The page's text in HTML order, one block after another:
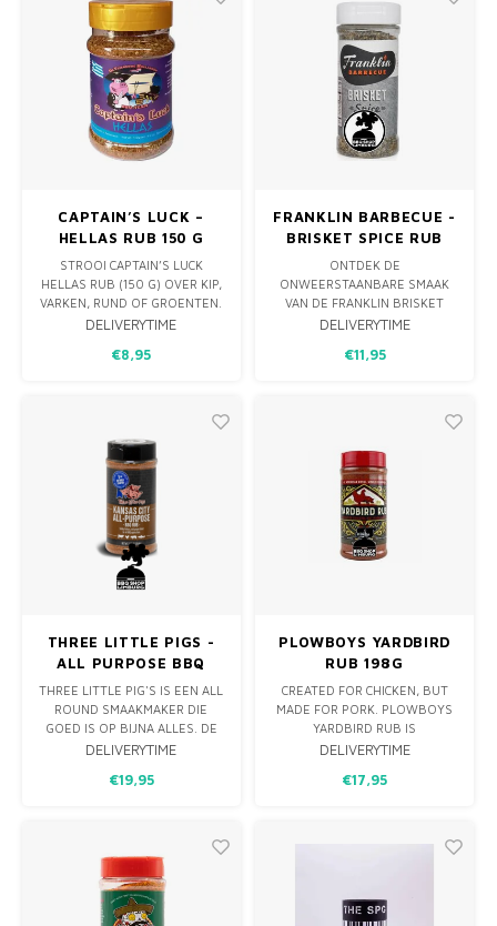
VLEES VERDER OOK NIKS
NODIG.
CAPTAIN’S LUCK –
HELLAS RUB 150 G
STROOI CAPTAIN’S LUCK
HELLAS RUB (150 G) OVER KIP,
VARKEN, RUND OF GROENTEN.
DEZE BLEND VAN RIETSUIKER,
KOMIJN, ZEEZOUT,
DELIVERYTIME
€8,95
FRANKLIN BARBECUE -
BRISKET SPICE RUB
170G
ONTDEK DE
ONWEERSTAANBARE SMAAK
VAN DE FRANKLIN BRISKET
STEAK SPICE RUB 6OZ. DEZE
IS ZORGVULDIG
ONGEËVENAARDE
SMAAKBELEVING.
DELIVERYTIME
€11,95
THREE LITTLE PIGS -
ALL PURPOSE BBQ
RUB. 354GRAM.
THREE LITTLE PIG'S IS EEN ALL
ROUND SMAAKMAKER DIE
GOED IS OP BIJNA ALLES. DE
KRUIDEN HEBBEN EEN UNIEKE
VOOR GEVOGELTE,
GERECHT EEN EXTRA KICK VAN
SMAAK.
DELIVERYTIME
€19,95
PLOWBOYS YARDBIRD
RUB 198G
CREATED FOR CHICKEN, BUT
MADE FOR PORK. PLOWBOYS
YARDBIRD RUB IS
ONTWIKKELD VOOR
NET ZO THUIS IN DE
ZOETHEID AAN DE VOORKANT,
DELIVERYTIME
€17,95